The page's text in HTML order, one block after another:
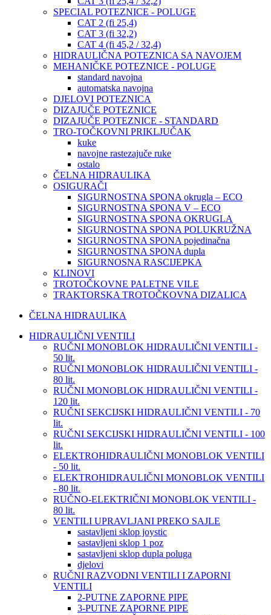
SPECIAL POTEZNICE - POLUGE
CAT 2 (fi 25,4)
CAT 3 (fi 32,2)
CAT 4 (fi 45,2 / 32,4)
HIDRAULIČNA POTEZNICA SA NAVOJEM
MEHANIČKE POTEZNICE - POLUGE
standard navojna
automatska navojna
DJELOVI POTEZNICA
DIZAJUČE POTEZNICE
DIZAJUČE POTEZNICE - STANDARD
TRO-TOČKOVNI PRIKLJUČAK
kuke
navojne rastezajuče ruke
ostalo
ČELNA HIDRAULIKA
OSIGURAČI
SIGURNOSTNA SPONA okrugla – ECO
SIGURNOSTNA SPONA V – ECO
SIGURNOSTNA SPONA OKRUGLA
SIGURNOSTNA SPONA POLUKRUŽNA
SIGURNOSTNA SPONA pojedinačna
SIGURNOSTNA SPONA dupla
SIGURNOSNA RASCIJEPKA
KLINOVI
TROTOČKOVNE PALETNE VILE
TRAKTORSKA TROTOČKOVNA DIZALICA
ČELNA HIDRAULIKA
HIDRAULIČNI VENTILI
RUČNI MONOBLOK HIDRAULIČNI VENTILI -
50 lit.
RUČNI MONOBLOK HIDRAULIČNI VENTILI -
80 lit.
RUČNI MONOBLOK HIDRAULIČNI VENTILI -
120 lit.
RUČNI SEKCIJSKI HIDRAULIČNI VENTILI - 70
lit.
RUČNI SEKCIJSKI HIDRAULIČNI VENTILI - 100
lit.
ELEKTROHIDRAULIČNI MONOBLOK VENTILI
- 50 lit.
ELEKTROHIDRAULIČNI MONOBLOK VENTILI
- 80 lit.
RUČNO-ELEKTRIČNI MONOBLOK VENTILI -
80 lit.
VENTILI UPRAVLJANI PREKO SAJLE
sastavljeni sklop joystic
sastavljeni sklop 1 poz
sastavljeni sklop dupla poluga
djelovi
RUČNI RAZVODNI VENTILI I ZAPORNI
VENTILI
2-PUTNE ZAPORNE PIPE
3-PUTNE ZAPORNE PIPE